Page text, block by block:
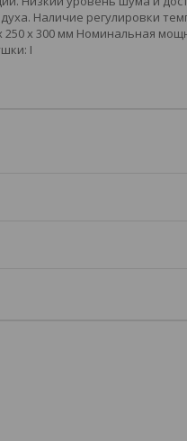
Наличие регулировки
x 300 мм Номинальная
I